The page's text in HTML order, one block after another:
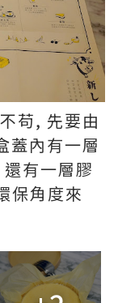
苟, 先要由
蓋內有一層
有一層膠
保角度來